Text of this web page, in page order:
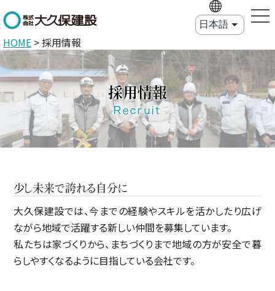
HOME >採用情報
採用情報
Recruit
少し未来で誇れる自分に
大久保建設では、今までの経験やスキルを活かしたり広げ
ながら地域で活躍する新しい仲間を募集しています。
私たちは家づくりから、まちづくりまで地域の方が安全で暮
らしやすくなるように目指している会社です。